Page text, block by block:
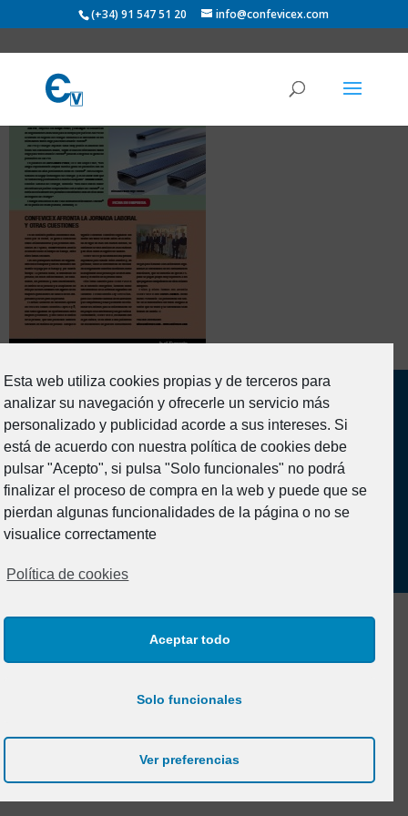
Esta web utiliza cookies propias y de terceros para
analizar su navegación y ofrecerle un servicio más
personalizado y publicidad acorde a sus intereses. Si
está de acuerdo con nuestra política de cookies debe
pulsar "Acepto", si pulsa "Solo funcionales" no podrá
finalizar el proceso de compra en la web y puede que se
pierdan algunas funcionalidades de la página o no se
visualice correctamente
Política de cookies
Aceptar todo
Solo funcionales
Ver preferencias
(+34) 91 547 51 20 info@confevicex.com
Aviso legal y Política de Privacidad